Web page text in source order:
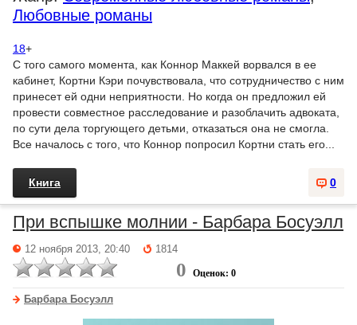
Любовные романы
18+
С того самого момента, как Коннор Маккей ворвался в ее
кабинет, Кортни Кэри почувствовала, что сотрудничество с ним
принесет ей одни неприятности. Но когда он предложил ей
провести совместное расследование и разоблачить адвоката,
по сути дела торгующего детьми, отказаться она не смогла.
Все началось с того, что Коннор попросил Кортни стать его...
0
Книга
При вспышке молнии - Барбара Босуэлл
12 ноября 2013, 20:40 1814
0 Оценок: 0
Барбара Босуэлл